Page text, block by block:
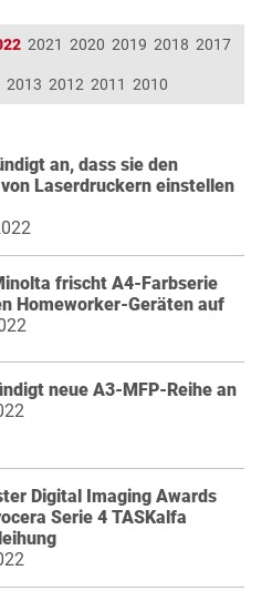
2021 2020 2019 2018 2017
2013 2012 2011 2010
an, dass sie den
Laserdruckern einstellen
frischt A4-Farbserie
Homeworker-Geräten auf
neue A3-MFP-Reihe an
Digital Imaging Awards
Serie 4 TASKalfa